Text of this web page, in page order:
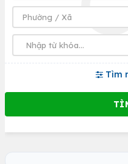
Tìm